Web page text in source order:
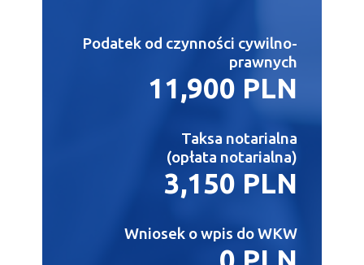
Podatek od czynności cywilno-
prawnych
11,900 PLN
Taksa notarialna
(opłata notarialna)
3,150 PLN
Wniosek o wpis do WKW